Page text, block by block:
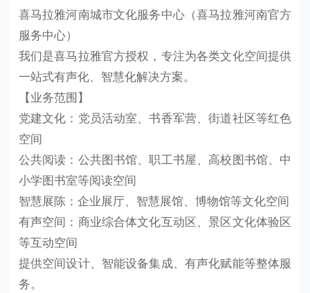
喜马拉雅河南城市文化服务中心（喜马拉雅河南官方
服务中心）
我们是喜马拉雅官方授权，专注为各类文化空间提供
一站式有声化、智慧化解决方案。
【业务范围】
党建文化：党员活动室、书香军营、街道社区等红色
空间
公共阅读：公共图书馆、职工书屋、高校图书馆、中
小学图书室等阅读空间
智慧展陈：企业展厅、智慧展馆、博物馆等文化空间
有声空间：商业综合体文化互动区、景区文化体验区
等互动空间
提供空间设计、智能设备集成、有声化赋能等整体服
务。